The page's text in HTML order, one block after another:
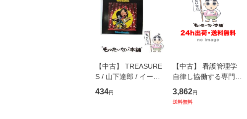
【中古】 TREASURE
S / 山下達郎 / イース
トウエスト・ジャパン
[CD]【メール便送料無
434円
【中古】 看護管理学
自律し協働する専門職
の看護マネジメントス
キル 改訂第3版 (看護
3,862円
送料無料